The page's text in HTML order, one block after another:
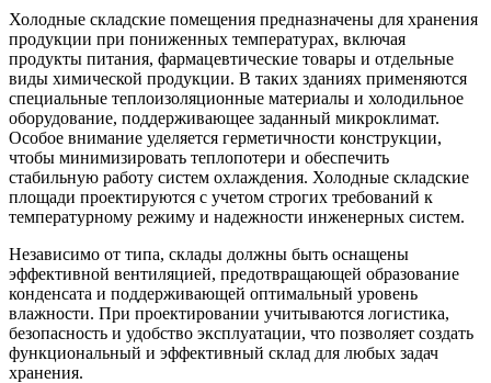
Холодные складские помещения предназначены для хранения
продукции при пониженных температурах, включая
продукты питания, фармацевтические товары и отдельные
виды химической продукции. В таких зданиях применяются
специальные теплоизоляционные материалы и холодильное
оборудование, поддерживающее заданный микроклимат.
Особое внимание уделяется герметичности конструкции,
чтобы минимизировать теплопотери и обеспечить
стабильную работу систем охлаждения. Холодные складские
площади проектируются с учетом строгих требований к
температурному режиму и надежности инженерных систем.
Независимо от типа, склады должны быть оснащены
эффективной вентиляцией, предотвращающей образование
конденсата и поддерживающей оптимальный уровень
влажности. При проектировании учитываются логистика,
безопасность и удобство эксплуатации, что позволяет создать
функциональный и эффективный склад для любых задач
хранения.